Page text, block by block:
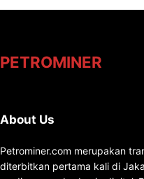
PETROMINER
About Us
Petrominer.com merupakan
diterbitkan pertama kali di